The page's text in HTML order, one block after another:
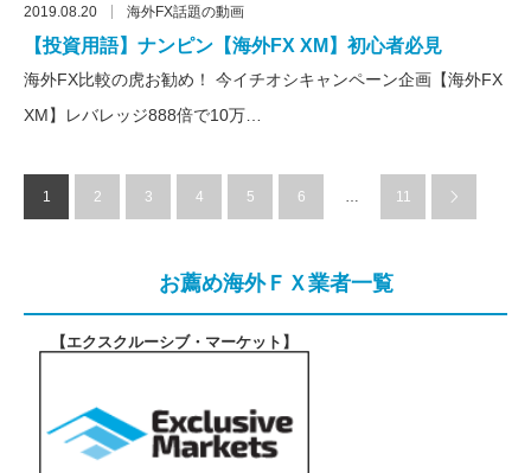
2019.08.20 海外FX話題の動画
【投資用語】ナンピン【海外FX XM】初心者必見
海外FX比較の虎お勧め！ 今イチオシキャンペーン企画【海外FX
XM】レバレッジ888倍で10万…
1 2 3 4 5 6 … 11
お薦め海外ＦＸ業者一覧
【エクスクルーシブ・マーケット 】